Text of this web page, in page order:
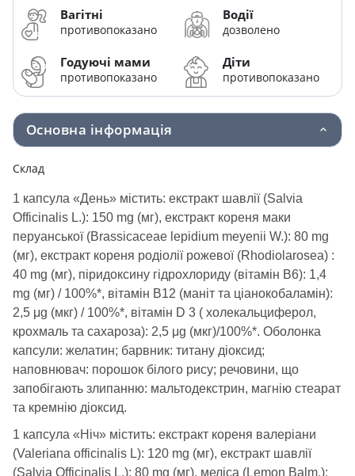
Вагітні
противопоказано
Водії
дозволено
Годуючі мами
противопоказано
Діти
противопоказано
Основна інформація
Склад
1 капсула «День» містить: екстракт шавлії (Salvia
Officinalis L.): 150 mg (мг), екстракт кореня маки
перуанської (Brassicaceae lepidium meyenii W.): 80 mg
(мг), екстракт кореня родіолії рожевої (Rhodiolarosea) :
40 mg (мг), піридоксину гідрохлориду (вітамін В6): 1,4
mg (мг) / 100%*, вітамін В12 (маніт та ціанокобаламін):
2,5 μg (мкг) / 100%*, вітамін D 3 ( холекальциферол,
крохмаль та сахароза): 2,5 μg (мкг)/100%*. Оболонка
капсули: желатин; барвник: титану діоксид;
наповнювач: порошок білого рису; речовини, що
запобігають злипанню: мальтодекстрин, магнію стеарат
та кремнію діоксид.
1 капсула «Ніч» містить: екстракт кореня валеріани
(Valeriana officinalis L): 120 mg (мг), екстракт шавлії
(Salvia Officinalis L.): 80 mg (мг), меліса (Lemon Balm.):